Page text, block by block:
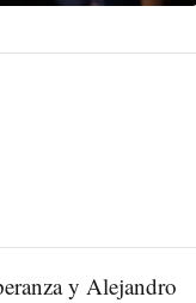
y Alejandro